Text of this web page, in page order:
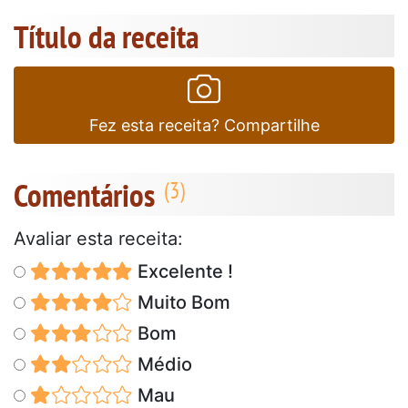
Título da receita
Fez esta receita? Compartilhe
Comentários
Avaliar esta receita:
Excelente !
Muito Bom
Bom
Médio
Mau